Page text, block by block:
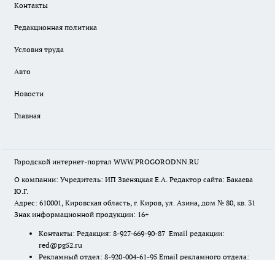
Контакты
Редакционная политика
Условия труда
Авто
Новости
Главная
Городской интернет-портал WWW.PROGORODNN.RU
О компании: Учредитель: ИП Звеняцкая Е.А. Редактор сайта: Бакаева
Ю.Г.
Адрес: 610001, Кировская область, г. Киров, ул. Азина, дом № 80, кв. 31
Знак информационной продукции: 16+
Контакты: Редакция: 8-927-669-90-87 Email редакции:
red@pg52.ru
Рекламный отдел: 8-920-004-61-95 Email рекламного отдела: